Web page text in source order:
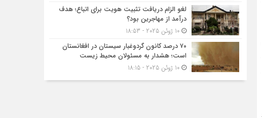
لغو الزام دریافت تثبیت هویت برای اتباع؛ هدف
درآمد از مهاجرین بود؟
10 ژوئن 2025 - 18:53
۷۰ درصد کانون گردوغبار سیستان در افغانستان
است؛ هشدار به مسئولان محیط زیست
10 ژوئن 2025 - 18:15